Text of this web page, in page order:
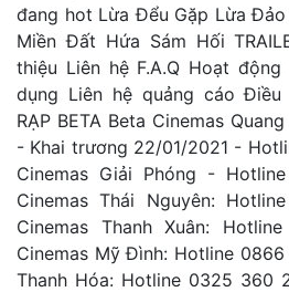
đang hot Lừa Đểu Gặp Lừa
Miền Đất Hứa Sám Hối
thiệu Liên hệ F.A.Q Hoạt
dụng Liên hệ quảng cáo
RẠP BETA Beta Cinemas
- Khai trương 22/01/2021 -
Cinemas Giải Phóng -
Cinemas Thái Nguyên:
Cinemas Thanh Xuân:
Cinemas Mỹ Đình: Hotline 0866
Thanh Hóa: Hotline 0325 360